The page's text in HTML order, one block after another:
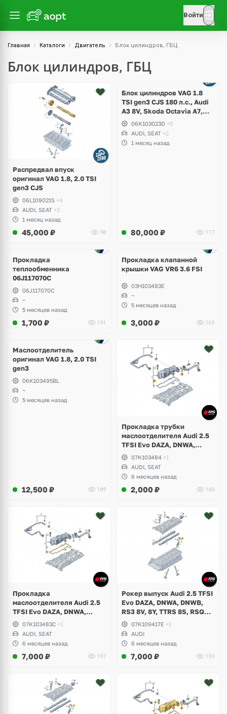
Войти
Главная Каталоги Двигатель Блок цилиндров, ГБЦ
Блок цилиндров, ГБЦ
Распредвал впуск
оригинал VAG 1.8, 2.0 TSI
gen3 CJS
06L109021S +4
AUDI, SEAT +2
1 месяц назад
45,000 ₽ 98
2 фото
Блок цилиндров VAG 1.8
TSI gen3 CJS 180 л.с., Audi
A3 8V, Skoda Octavia A7,
Superb, Volkswagen Passat
B8, Golf VII Alltrack, Seat
Leon
06K103023D +5
AUDI, SEAT +2
1 месяц назад
80,000 ₽ 117
Прокладка
теплообменника
06J117070C
06J117070C
~
5 месяцев назад
1,700 ₽ 191
Прокладка клапанной
крышки VAG VR6 3.6 FSI
03H103483E
~
5 месяцев назад
3,000 ₽ 169
Маслоотделитель
оригинал VAG 1.8, 2.0 TSI
gen3
06K103495BL
~
5 месяцев назад
12,500 ₽ 189
Прокладка трубки
маслоотделителя Audi 2.5
TFSI Evo DAZA, DNWA,
DNWB, RS3 8V, 8Y, TTRS 8S,
RSQ3 F3, Seat Formentor
Cupra
07K103484 +1
AUDI, SEAT
6 месяцев назад
2,000 ₽ 160
Прокладка
маслоотделителя Audi 2.5
TFSI Evo DAZA, DNWA,
DNWB, RS3 8V, 8Y, TTRS 8S,
RSQ3 F3, Seat Formentor
Cupra
07K103483C +1
AUDI, SEAT
6 месяцев назад
7,000 ₽ 197
Рокер выпуск Audi 2.5 TFSI
Evo DAZA, DNWA, DNWB,
RS3 8V, 8Y, TTRS 8S, RSQ3
F3, Seat Formentor Cupra
07K109417E +1
AUDI
6 месяцев назад
7,000 ₽ 159